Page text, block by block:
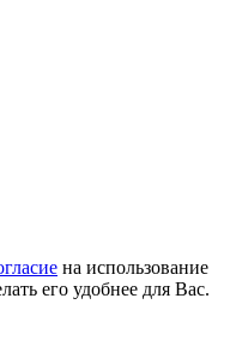
на использование
его удобнее для Вас.